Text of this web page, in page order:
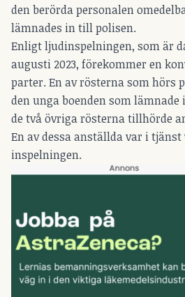
den berörda personalen
lämnades in till polisen.
Enligt ljudinspelningen, som är
augusti 2023, förekommer en
parter. En av rösterna som hörs
den unga boenden som
de två övriga rösterna tillhörde
En av dessa anställda var i
inspelningen.